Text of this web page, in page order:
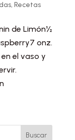
, Recetas
de Limón½
onz.
el vaso y
Buscar